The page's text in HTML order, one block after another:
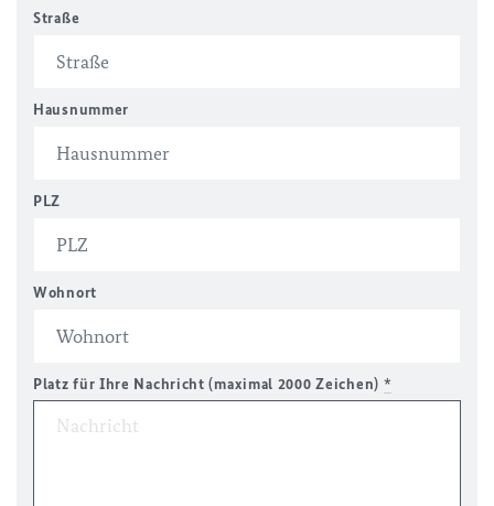
Straße
Hausnummer
PLZ
Wohnort
Platz für Ihre Nachricht (maximal 2000 Zeichen) *